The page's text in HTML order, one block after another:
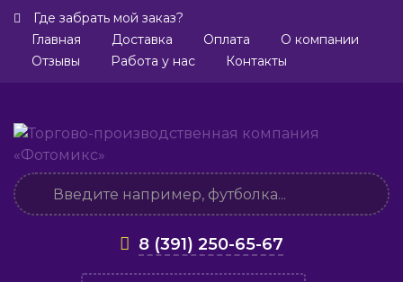
Где забрать мой заказ?
Главная
Доставка Оплата
О компании
Отзывы
Работа у нас Контакты
8 (391) 250-65-67